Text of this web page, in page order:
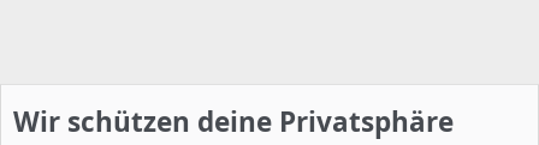
Wir schützen deine Privatsphäre